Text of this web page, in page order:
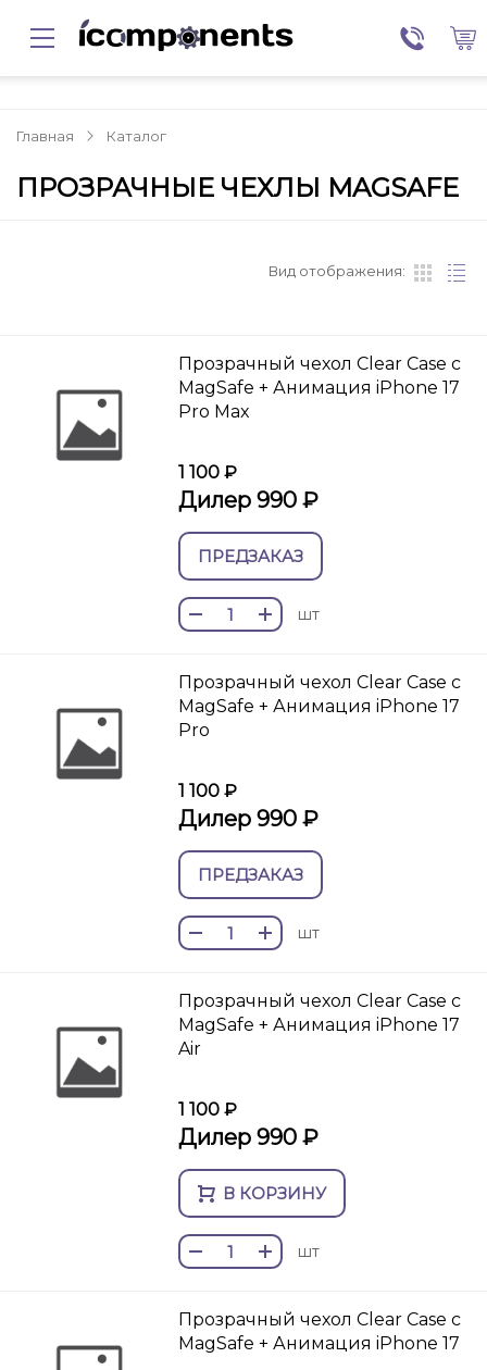
Главная Каталог
ПРОЗРАЧНЫЕ ЧЕХЛЫ MAGSAFE
Вид отображения:
Прозрачный чехол Clear Case c
MagSafe + Анимация iPhone 17
Pro Max
1 100 ₽
Дилер 990 ₽
ПРЕДЗАКАЗ
шт
Прозрачный чехол Clear Case c
MagSafe + Анимация iPhone 17
Pro
1 100 ₽
Дилер 990 ₽
ПРЕДЗАКАЗ
шт
Прозрачный чехол Clear Case c
MagSafe + Анимация iPhone 17
Air
1 100 ₽
Дилер 990 ₽
В КОРЗИНУ
шт
Прозрачный чехол Clear Case c
MagSafe + Анимация iPhone 17